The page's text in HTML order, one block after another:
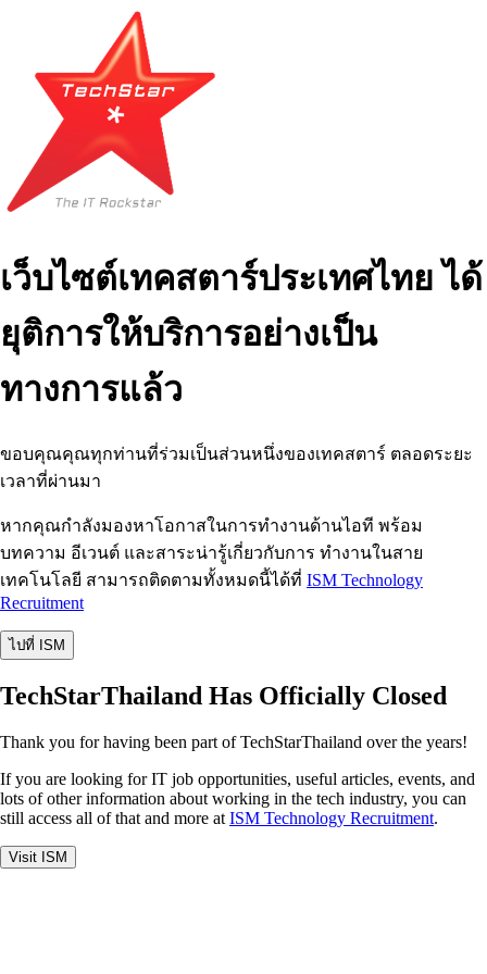
เว็บไซต์เทคสตาร์ประเทศไทย ได้
ยุติการให้บริการอย่างเป็น
ทางการแล้ว
ขอบคุณคุณทุกท่านที่ร่วมเป็นส่วนหนึ่งของเทคสตาร์ ตลอดระยะ
เวลาที่ผ่านมา
หากคุณกำลังมองหาโอกาสในการทำงานด้านไอที พร้อม
บทความ อีเวนต์ และสาระน่ารู้เกี่ยวกับการ ทำงานในสาย
เทคโนโลยี สามารถติดตามทั้งหมดนี้ได้ที่ ISM Technology
Recruitment
ไปที่ ISM
TechStarThailand Has Officially Closed
Thank you for having been part of TechStarThailand over the years!
If you are looking for IT job opportunities, useful articles, events, and
lots of other information about working in the tech industry, you can
still access all of that and more at ISM Technology Recruitment.
Visit ISM